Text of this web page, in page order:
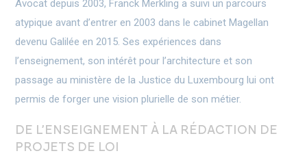
Avocat depuis 2003, Franck Merkling a suivi un parcours
atypique avant d’entrer en 2003 dans le cabinet Magellan
devenu Galilée en 2015. Ses expériences dans
l’enseignement, son intérêt pour l’architecture et son
passage au ministère de la Justice du Luxembourg lui ont
permis de forger une vision plurielle de son métier.
DE L’ENSEIGNEMENT À LA RÉDACTION DE
PROJETS DE LOI